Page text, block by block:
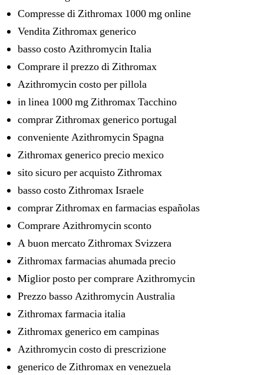
Compresse di Zithromax 1000 mg online
Vendita Zithromax generico
basso costo Azithromycin Italia
Comprare il prezzo di Zithromax
Azithromycin costo per pillola
in linea 1000 mg Zithromax Tacchino
comprar Zithromax generico portugal
conveniente Azithromycin Spagna
Zithromax generico precio mexico
sito sicuro per acquisto Zithromax
basso costo Zithromax Israele
comprar Zithromax en farmacias españolas
Comprare Azithromycin sconto
A buon mercato Zithromax Svizzera
Zithromax farmacias ahumada precio
Miglior posto per comprare Azithromycin
Prezzo basso Azithromycin Australia
Zithromax farmacia italia
Zithromax generico em campinas
Azithromycin costo di prescrizione
generico de Zithromax en venezuela